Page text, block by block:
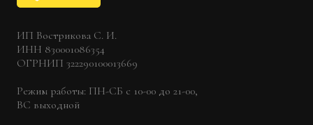
ИП Вострикова С. И.
ИНН 830001086354
ОГРНИП 322290100013669
Режим работы: ПН-СБ с 10-00 до 21-00,
ВС выходной